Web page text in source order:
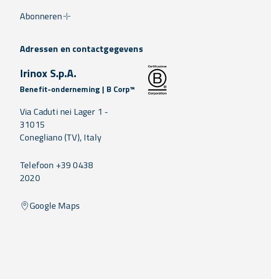
Abonneren
Adressen en contactgegevens
Irinox S.p.A.
Benefit-onderneming | B Corp™
Via Caduti nei Lager 1 -
31015
Conegliano(TV), Italy
Telefoon +39 0438
2020
Google Maps